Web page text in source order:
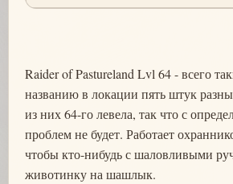
Raider of Pastureland Lvl 64 - всего
названию в локации пять штук
из них 64-го левела, так что с
проблем не будет. Работает
чтобы кто-нибудь с шаловливыми
животинку на шашлык.